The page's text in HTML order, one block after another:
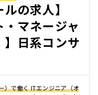
の求人】
・マネージャ
日系コンサ
）で働く ITエンジニア（オ